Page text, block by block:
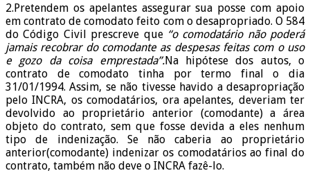
2.Pretendem os apelantes assegurar sua posse com apoio
em contrato de comodato feito com o desapropriado. O 584
do Código Civil prescreve que “o comodatário não poderá
jamais recobrar do comodante as despesas feitas com o uso
e gozo da coisa emprestada”.Na hipótese dos autos, o
contrato de comodato tinha por termo final o dia
31/01/1994. Assim, se não tivesse havido a desapropriação
pelo INCRA, os comodatários, ora apelantes, deveriam ter
devolvido ao proprietário anterior (comodante) a área
objeto do contrato, sem que fosse devida a eles nenhum
tipo de indenização. Se não caberia ao proprietário
anterior(comodante) indenizar os comodatários ao final do
contrato, também não deve o INCRA fazê-lo.